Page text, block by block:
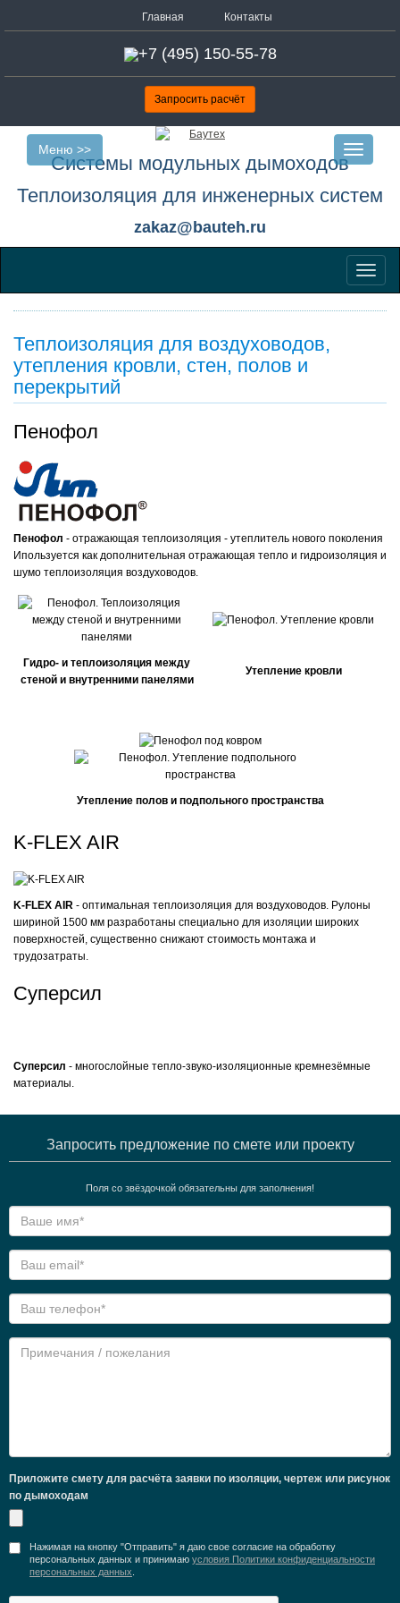
Главная Контакты
+7 (495) 150-55-78
Запросить расчёт
Системы модульных дымоходов
Теплоизоляция для инженерных систем
zakaz@bauteh.ru
Меню
Меню >>
Toggle
Теплоизоляция для воздуховодов,
утепления кровли, стен, полов и
перекрытий
Пенофол
Пенофол - отражающая теплоизоляция - утеплитель нового поколения
Ипользуется как дополнительная отражающая тепло и гидроизоляция и
шумо теплоизоляция воздуховодов.
Гидро- и теплоизоляция между
стеной и внутренними панелями
Утепление кровли
Утепление полов и подпольного пространства
K-FLEX AIR
K-FLEX AIR - оптимальная теплоизоляция для воздуховодов. Рулоны
шириной 1500 мм разработаны специально для изоляции широких
поверхностей, существенно снижают стоимость монтажа и
трудозатраты.
Суперсил
Суперсил - многослойные тепло-звуко-изоляционные кремнезёмные
материалы.
Запросить предложение по смете или проекту
Поля со звёздочкой обязательны для заполнения!
Приложите смету для расчёта заявки по изоляции, чертеж или рисунок
по дымоходам
Нажимая на кнопку "Отправить" я даю свое согласие на обработку
персональных данных и принимаю условия Политики конфиденциальности
персональных данных